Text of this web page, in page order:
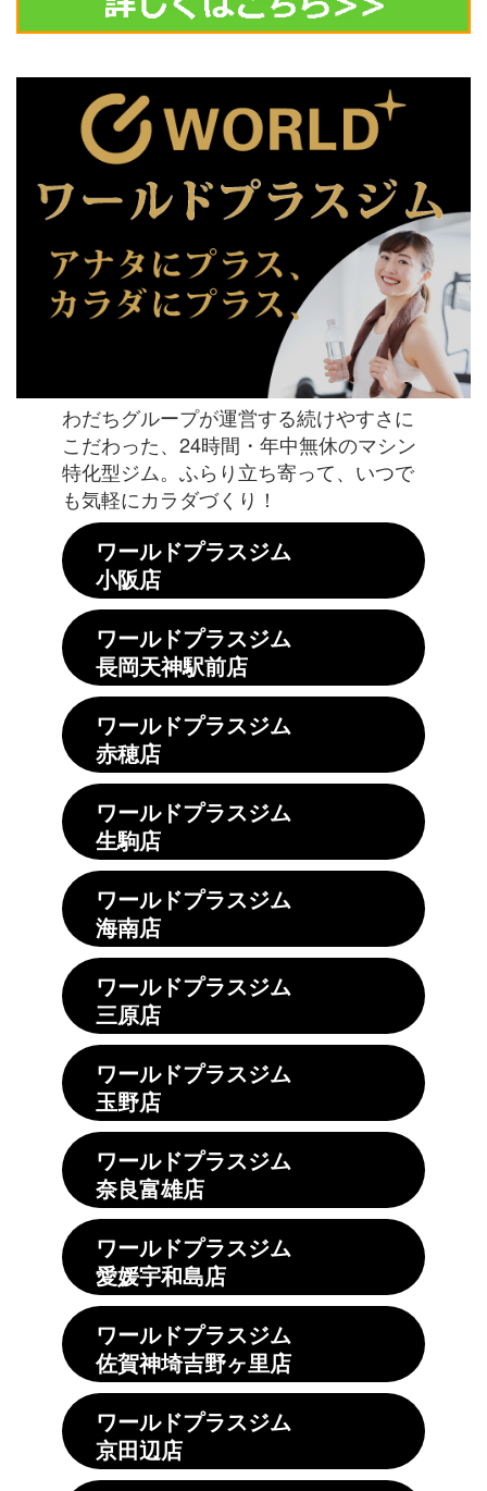
わだちグループが運営する続けやすさに
こだわった、24時間・年中無休のマシン
特化型ジム。ふらり立ち寄って、いつで
も気軽にカラダづくり！
ワールドプラスジム
小阪店
ワールドプラスジム
長岡天神駅前店
ワールドプラスジム
赤穂店
ワールドプラスジム
生駒店
ワールドプラスジム
海南店
ワールドプラスジム
三原店
ワールドプラスジム
玉野店
ワールドプラスジム
奈良富雄店
ワールドプラスジム
愛媛宇和島店
ワールドプラスジム
佐賀神埼吉野ヶ里店
ワールドプラスジム
京田辺店